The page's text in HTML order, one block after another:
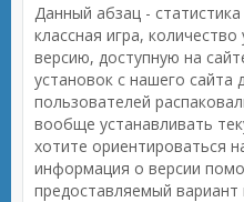
Данный абзац -
классная игра,
версию, доступную на
установок с нашего сайта
пользователей
вообще устанавливать
хотите ориентироваться
информация о версии
предоставляемый вариант